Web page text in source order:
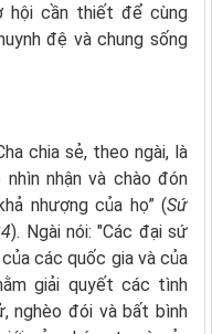
hội cần thiết để cùng
đệ và chung sống
chia sẻ, theo ngài, là
nhận và chào đón
nhượng của họ” (Sứ
). Ngài nói: "Các đại sứ
các quốc gia và của
giải quyết các tình
nghèo đói và bất bình